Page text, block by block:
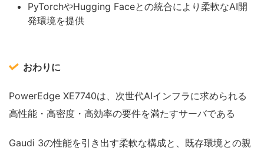
PyTorchやHugging Faceとの統合により柔軟なAI開
発環境を提供
おわりに
PowerEdge XE7740は、次世代AIインフラに求められる
高性能・高密度・高効率の要件を満たすサーバである
Gaudi 3の性能を引き出す柔軟な構成と、既存環境との親